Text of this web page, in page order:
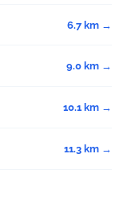
6.7 km →
9.0 km →
10.1 km →
11.3 km →